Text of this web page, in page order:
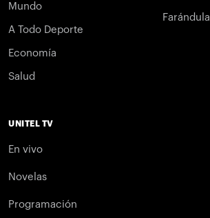
Mundo
A Todo Deporte
Economía
Salud
Farándula
UNITEL TV
En vivo
Novelas
Programación